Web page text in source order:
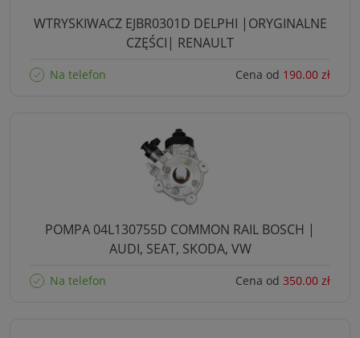
WTRYSKIWACZ EJBR0301D DELPHI |ORYGINALNE
CZĘŚCI| RENAULT
Na telefon Cena od 190.00 zł
POMPA 04L130755D COMMON RAIL BOSCH |
AUDI, SEAT, SKODA, VW
Na telefon Cena od 350.00 zł